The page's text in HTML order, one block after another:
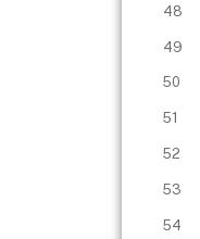
48
49
50
51
52
53
54